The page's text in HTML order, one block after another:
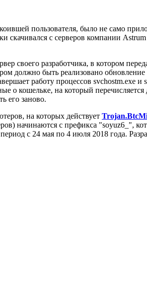
пользователя, было не само
скачивался с серверов компании
своего разработчика, в котором
должно быть реализовано
работу процессов svchostm.exe и
о кошельке, на который
его заново.
на которых действует
начинаются с префикса "soyuz6_",
с 24 мая по 4 июля 2018 года.